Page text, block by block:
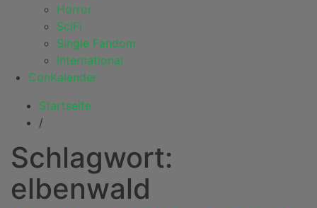
Horror
SciFi
Single Fandom
International
ConKalender
Startseite
/
Schlagwort:
elbenwald